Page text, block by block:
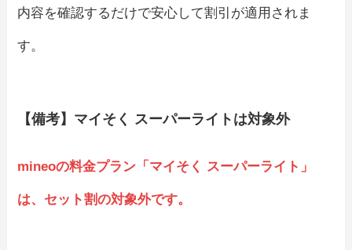
内容を確認するだけで安心して割引が適用されま
す。
【備考】マイそく スーパーライトは対象外
mineoの料金プラン「マイそく スーパーライト」
は、セット割の対象外です。